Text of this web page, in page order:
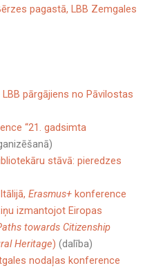
pagastā, LBB Zemgales
pārgājiens no Pāvilostas
“21. gadsimta
stāvā: pieredzes
Erasmus+konference
izmantojot Eiropas
towards Citizenship
Heritage) (dalība)
nodaļas konference